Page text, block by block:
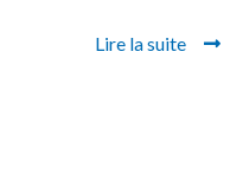
Lire la suite